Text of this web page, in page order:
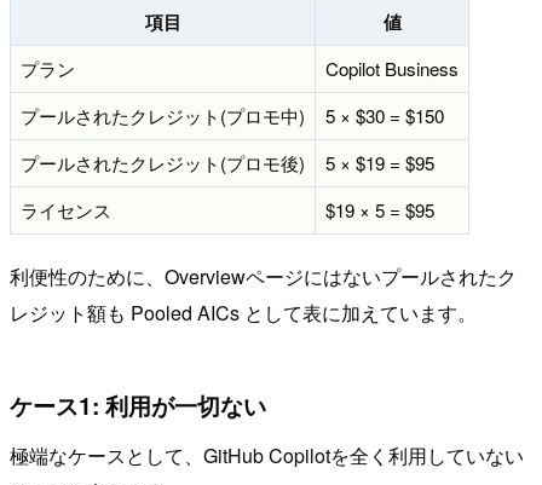
項目 値
プラン
Copilot Business
プールされたクレジット(プロモ中)
5 × $30 = $150
プールされたクレジット(プロモ後)
5 × $19 = $95
ライセンス
$19 × 5 = $95
利便性のために、Overviewページにはないプールされたク
レジット額も Pooled AICs として表に加えています。
ケース1: 利用が一切ない
極端なケースとして、GitHub Copilotを全く利用していない